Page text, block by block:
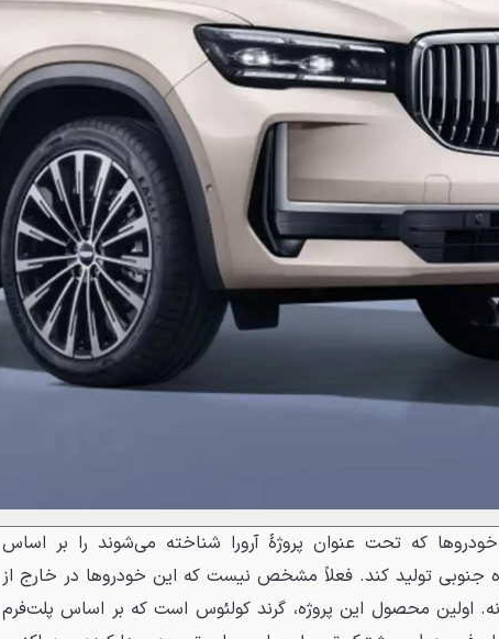
که تحت عنوان پروژهٔ آرورا شناخته می‌شوند را بر اساس
جنوبی تولید کند. فعلاً مشخص نیست که این خودروها در خارج از
اولین محصول این پروژه، گرند کولئوس است که بر اساس پلت‌فرم